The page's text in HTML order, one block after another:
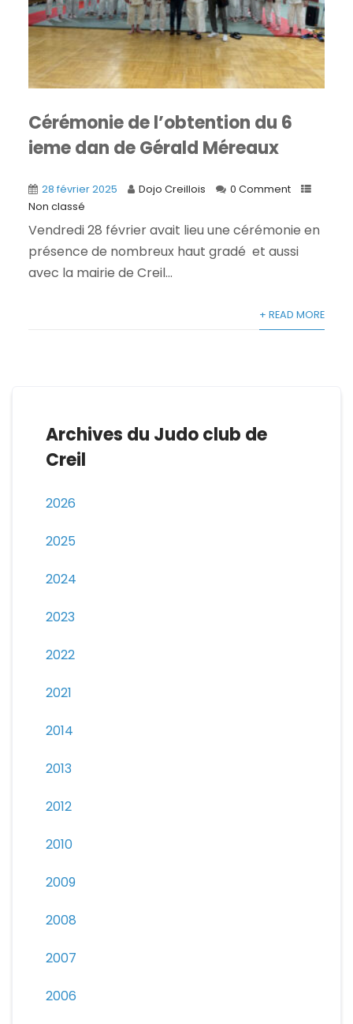
Cérémonie de l’obtention du 6
ieme dan de Gérald Méreaux
28 février 2025 Dojo Creillois
0 Comment
Non classé
Vendredi 28 février avait lieu une cérémonie en
présence de nombreux haut gradé et aussi
avec la mairie de Creil...
+ READ MORE
Archives du Judo club de
Creil
2026
2025
2024
2023
2022
2021
2014
2013
2012
2010
2009
2008
2007
2006